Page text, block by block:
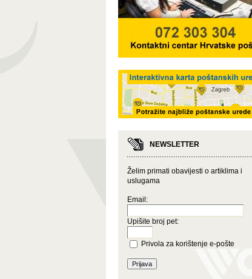
NEWSLETTER
Želim primati obavijesti o artiklima i
uslugama
Email:
Upišite broj pet:
Privola za korištenje e-pošte